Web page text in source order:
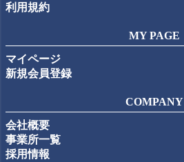
利用規約
MY PAGE
マイページ
新規会員登録
COMPANY
会社概要
事業所一覧
採用情報